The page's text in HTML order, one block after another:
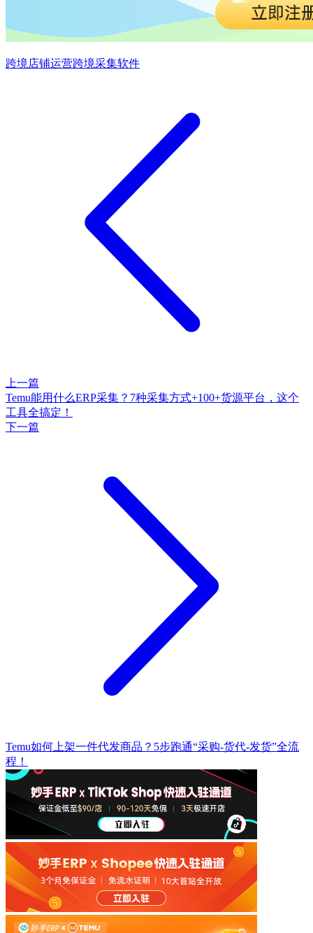
跨境店铺运营跨境采集软件
上一篇
Temu能用什么ERP采集？7种采集方式+100+货源平台，这个
工具全搞定！
下一篇
Temu如何上架一件代发商品？5步跑通“采购-货代-发货”全流
程！